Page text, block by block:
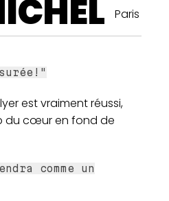
Paris
est vraiment réussi,
du cœur en fond de
comme un